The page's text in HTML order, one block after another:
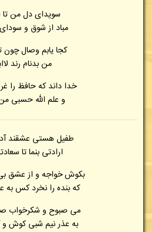
سویدای دل من تا
مباد از شوق و
کجا یابم وصال
من بدنام رند
خدا داند که حافظ
و علم الله حسبی
طفیل هستی عشقند
ارادتی بنما تا
بکوش خواجه و از عشق
که بنده را نخرد کس
می صبوح و شکرخواب
به عذر نیم شبی کوش